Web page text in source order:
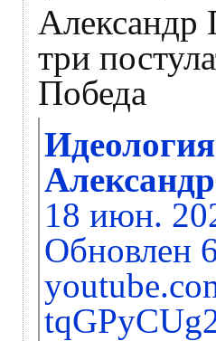
Александр
три
Победа
18 июн.
Обновлен